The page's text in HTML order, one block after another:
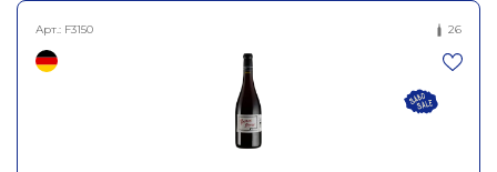
Арт.: F3150 26